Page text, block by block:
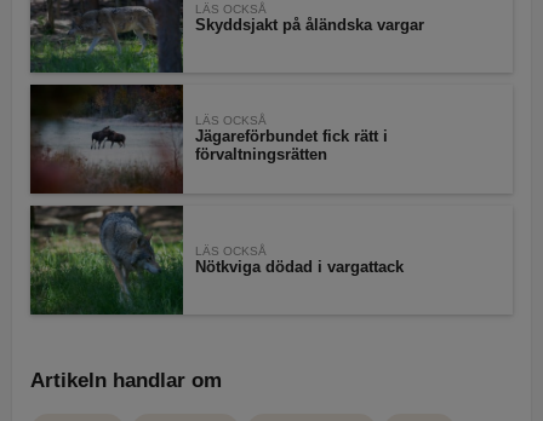
LÄS OCKSÅ
Skyddsjakt på åländska vargar
LÄS OCKSÅ
Jägareförbundet fick rätt i
förvaltningsrätten
LÄS OCKSÅ
Nötkviga dödad i vargattack
Artikeln handlar om